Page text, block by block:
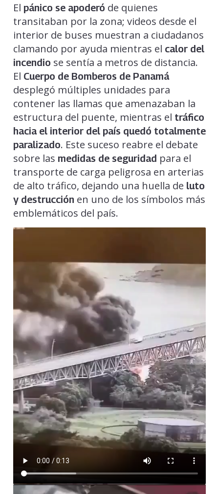
El pánico se apoderó de quienes
transitaban por la zona; videos desde el
interior de buses muestran a ciudadanos
clamando por ayuda mientras el calor del
incendio se sentía a metros de distancia.
El Cuerpo de Bomberos de Panamá
desplegó múltiples unidades para
contener las llamas que amenazaban la
estructura del puente, mientras el tráfico
hacia el interior del país quedó totalmente
paralizado. Este suceso reabre el debate
sobre las medidas de seguridad para el
transporte de carga peligrosa en arterias
de alto tráfico, dejando una huella de luto
y destrucción en uno de los símbolos más
emblemáticos del país.